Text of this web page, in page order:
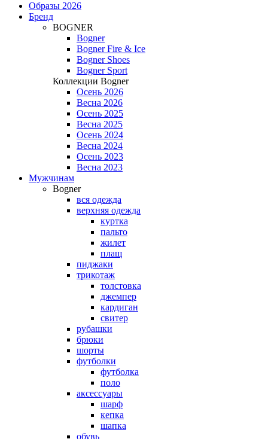
Образы 2026
Бренд
BOGNER
Bogner
Bogner Fire & Ice
Bogner Shoes
Bogner Sport
Коллекции Bogner
Осень 2026
Весна 2026
Осень 2025
Весна 2025
Осень 2024
Весна 2024
Осень 2023
Весна 2023
Мужчинам
Bogner
вся одежда
верхняя одежда
куртка
пальто
жилет
плащ
пиджаки
трикотаж
толстовка
джемпер
кардиган
свитер
рубашки
брюки
шорты
футболки
футболка
поло
аксессуары
шарф
кепка
шапка
обувь